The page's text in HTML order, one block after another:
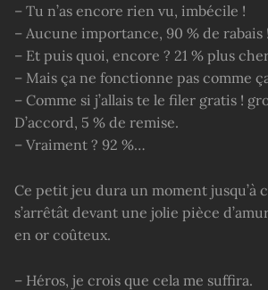
– Tu n’as encore rien vu, imbécile !
– Aucune importance, 90 % de rabais !
– Et puis quoi, encore ? 21 % plus
– Mais ça ne fonctionne pas comme
– Comme si j’allais te le filer gratis !
D’accord, 5 % de remise.
– Vraiment ? 92 %…
Ce petit jeu dura un moment jusqu’à
s’arrêtât devant une jolie pièce
en or coûteux.
– Héros, je crois que cela me suffira.